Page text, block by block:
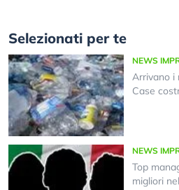
Selezionati per te
NEWS
Arrivano i
Case
NEWS
Top
migliori